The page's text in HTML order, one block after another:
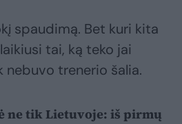
spaudimą. Bet kuri kita
tai, ką teko jai
trenerio šalia.
ne tik Lietuvoje: iš pirmų